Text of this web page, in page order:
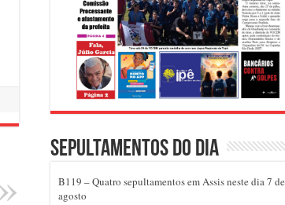
Sepultamentos do dia
B119 – Quatro sepultamentos em Assis neste dia 7 de
agosto